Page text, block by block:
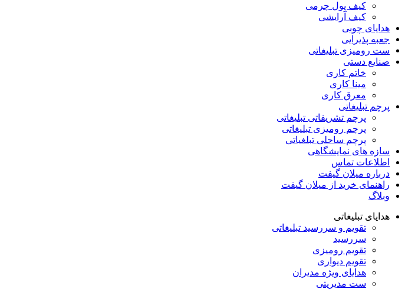
کیف پول چرمی
کیف آرایشی
هدایای چوبی
جعبه پذیرایی
ست رومیزی تبلیغاتی
صنایع دستی
خاتم کاری
مینا کاری
معرق کاری
پرچم تبلیغاتی
پرچم تشریفاتی تبلیغاتی
پرچم رومیزی تبلیغاتی
پرچم ساحلی تبلغیاتی
سازه های نمایشگاهی
اطلاعات تماس
درباره میلان گیفت
راهنمای خرید از میلان گیفت
وبلاگ
هدایای تبلیغاتی
تقویم و سررسید تبلیغاتی
سررسید
تقویم رومیزی
تقویم دیواری
هدایای ویژه مدیران
ست مدیریتی